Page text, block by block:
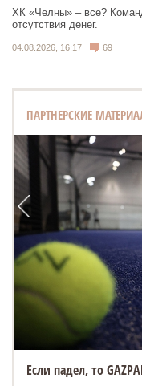
ХК «Челны» – все?
отсутствия денег.
04.08.2026, 16:17 69
ПАРТНЕРСКИЕ
Если падел, то